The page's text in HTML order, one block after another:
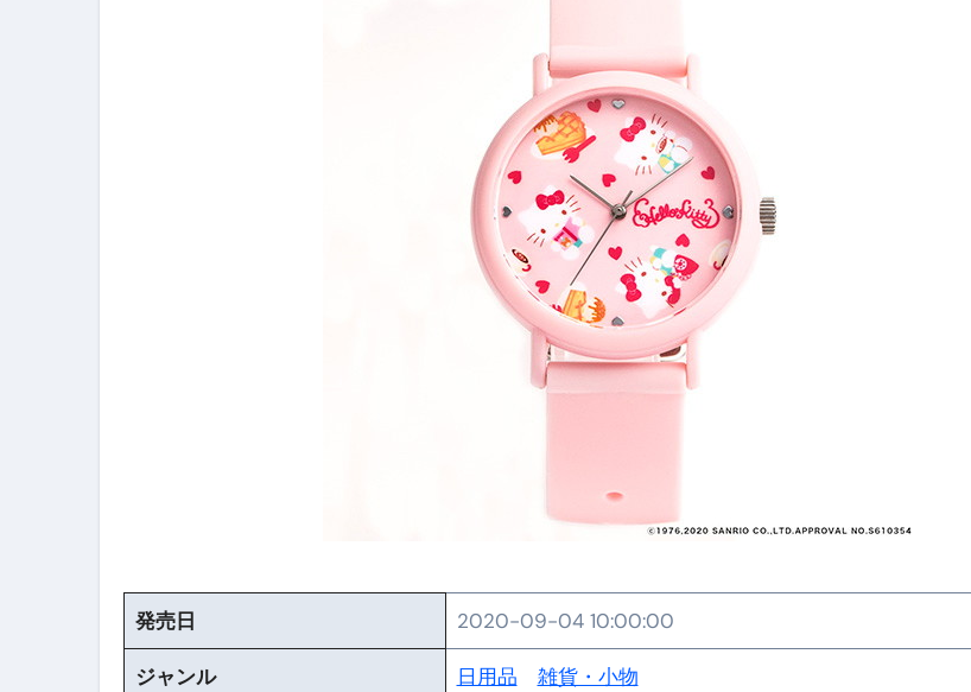
この動画は国にすぐ消されます。これが日本が残念な国になった理由です。国民
意外にありえる？日経平均40000円を妄想シナリオ検証してみた！ズボラ株投資
アフィリエイト【稼げるキーワード】一覧※YouTubeブログSNS共通
【必見】融資受けるなら”コレ”を確実に取り組むべき！ #shorts
弁護士が教える「投資詐欺」に引っかからないための方法 #投資詐欺 #詐欺 #弁護
【PR】フリーランス必見！入金前の売上をすぐに現金で受け取る方法
【2023年最新】金融ブラックでも可能な資金調達法3選！#shorts
個人事業主は銀行から融資を受けるとリスクが高い #shorts
【超高騰】爆上がりしたビットコインに695万円も投資してる営業39歳サラリー
【必見】もう営業電話は怖くない！初心者でも成果を出す電話の仕方はコレ！
フリーランス・個人事業主におすすめの資金調達4選
発売日 2020-09-04 10:00:00
ジャンル 日用品 雑貨・小物